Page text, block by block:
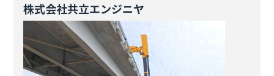
株式会社共立エンジニヤ